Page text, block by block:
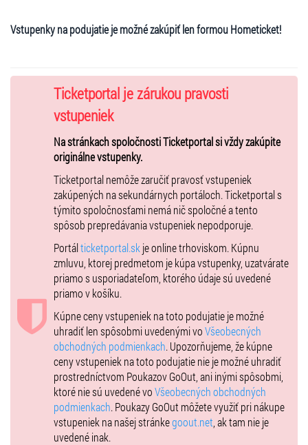
Vstupenky na podujatie je možné zakúpiť len formou Hometicket!
Ticketportal je zárukou pravosti
vstupeniek
Na stránkach spoločnosti Ticketportal si vždy zakúpite
originálne vstupenky.
Ticketportal nemôže zaručiť pravosť vstupeniek
zakúpených na sekundárnych portáloch. Ticketportal s
týmito spoločnosťami nemá nič spoločné a tento
spôsob prepredávania vstupeniek nepodporuje.
Portálticketportal.sk je online trhoviskom. Kúpnu
zmluvu, ktorej predmetom je kúpa vstupenky, uzatvárate
priamo s usporiadateľom, ktorého údaje sú uvedené
priamo v košíku.
Kúpne ceny vstupeniek na toto podujatie je možné
uhradiť len spôsobmi uvedenými voVšeobecných
obchodných podmienkach. Upozorňujeme, že kúpne
ceny vstupeniek na toto podujatie nie je možné uhradiť
prostredníctvom Poukazov GoOut, ani inými spôsobmi,
ktoré nie sú uvedené voVšeobecných obchodných
podmienkach. Poukazy GoOut môžete využiť pri nákupe
vstupeniek na našej stránkegoout.net , ak tam nie je
uvedené inak.